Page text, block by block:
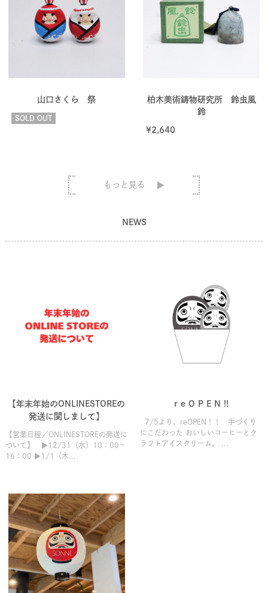
山口さくら 祭
SOLD OUT
柏木美術鋳物研究所 鈴虫風
鈴
¥2,640
もっと見る
NEWS
【年末年始のONLINESTOREの
発送に関しまして】
【営業日程／ONLINESTOREの発送に
ついて】 ▶12/31（水）10：00－
16：00 ▶1/1（木...
r e O P E N !!
7/5より、reOPEN！！ 手づくり
にこだわった おいしいコーヒーとク
ラフトアイスクリーム。 ...